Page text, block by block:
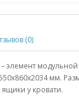
(0)
элемент
мм.
у кровати.